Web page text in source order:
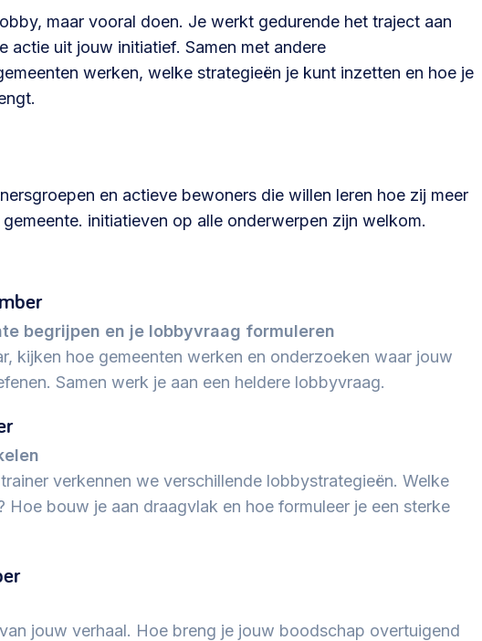
info@lsabewoners.nl
maar vooral doen. Je werkt gedurende het traject aan
actie uit jouw initiatief. Samen met andere
werken, welke strategieën je kunt inzetten en hoe je
en actieve bewoners die willen leren hoe zij meer
initiatieven op alle onderwerpen zijn welkom.
begrijpen en je lobbyvraag formuleren
kijken hoe gemeenten werken en onderzoeken waar jouw
Samen werk je aan een heldere lobbyvraag.
verkennen we verschillende lobbystrategieën. Welke
Hoe bouw je aan draagvlak en hoe formuleer je een sterke
jouw verhaal. Hoe breng je jouw boodschap overtuigend